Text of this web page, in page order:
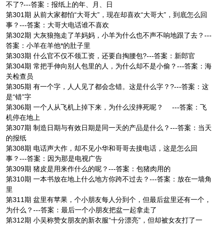
不了?---答案：报纸上的年、月、日
第301期 从前大家都怕“大哥大”，现在却喜欢“大哥大”，到底怎么回
事？---答案：大哥大电话谁不喜欢
第302期 大灰狼拖走了羊妈妈，小羊为什么也不声不响地跟了去？---
答案：小羊在羊他*的肚子里
第303期 什么官不仅不领工资，还要自掏腰包?---答案：新郎官
第304期 常把手伸向别人包里的人，为什么却不是小偷？---答案：海
关检查员
第305期 有一个字，人人见了都会念错。这是什么字？?---答案：这
是“错”字
第306期 一个人从飞机上掉下来，为什么没摔死呢？ ---答案：飞
机停在地上
第307期 制造日期与有效日期是同一天的产品是什么？---答案：当天
的报纸
第308期 电话声大作，却不见小华和哥哥去接电话，这是怎么回
事？---答案：因为那是电视广告
第309期 猪皮是用来作什么的呢？---答案：包猪肉用的
第310期 一本书放在地上什么地方你跨不过去？---答案：放在一墙角
里
第311期 盆里有苹果，个小朋友每人分到个，但最后盆里还有一个，
为什么？---答案：最后一个小朋友把盆一起拿走了
第312期 小吴称赞女朋友的新衣服“十分漂亮”，但却被女友打了一